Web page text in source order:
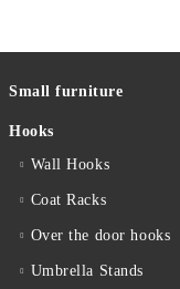
Small furniture
Hooks
Wall Hooks
Coat Racks
Over the door hooks
Umbrella Stands